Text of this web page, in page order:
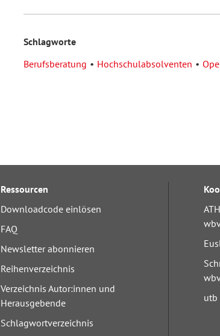
Schlagworte
Berufsberatung
Hochschulabsolventen
Ressourcen
Downloadcode einlösen
FAQ
Newsletter abonnieren
Reihenverzeichnis
Verzeichnis Autor:innen und
Herausgebende
Schlagwortverzeichnis
utb